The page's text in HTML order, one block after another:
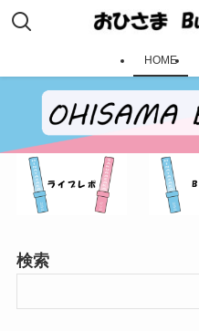
HOME
検索